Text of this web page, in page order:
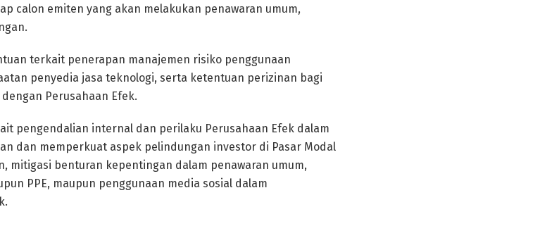
calon emiten yang akan melakukan penawaran umum,
terkait penerapan manajemen risiko penggunaan
penyedia jasa teknologi, serta ketentuan perizinan bagi
Perusahaan Efek.
pengendalian internal dan perilaku Perusahaan Efek dalam
dan memperkuat aspek pelindungan investor di Pasar Modal
mitigasi benturan kepentingan dalam penawaran umum,
PPE, maupun penggunaan media sosial dalam